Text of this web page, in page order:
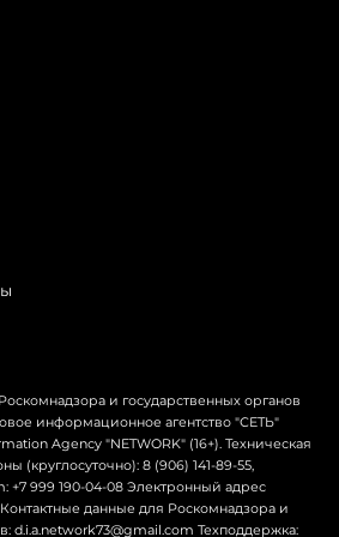
и государственных органов
информационное агентство "СЕТЬ"
Agency "NETWORK" (16+). Техническая
(круглосуточно): 8 (906) 141-89-55,
+7 999 190-04-08 Электронный адрес
данные для Роскомнадзора и
d.i.a.network73@gmail.com Техподдержка: